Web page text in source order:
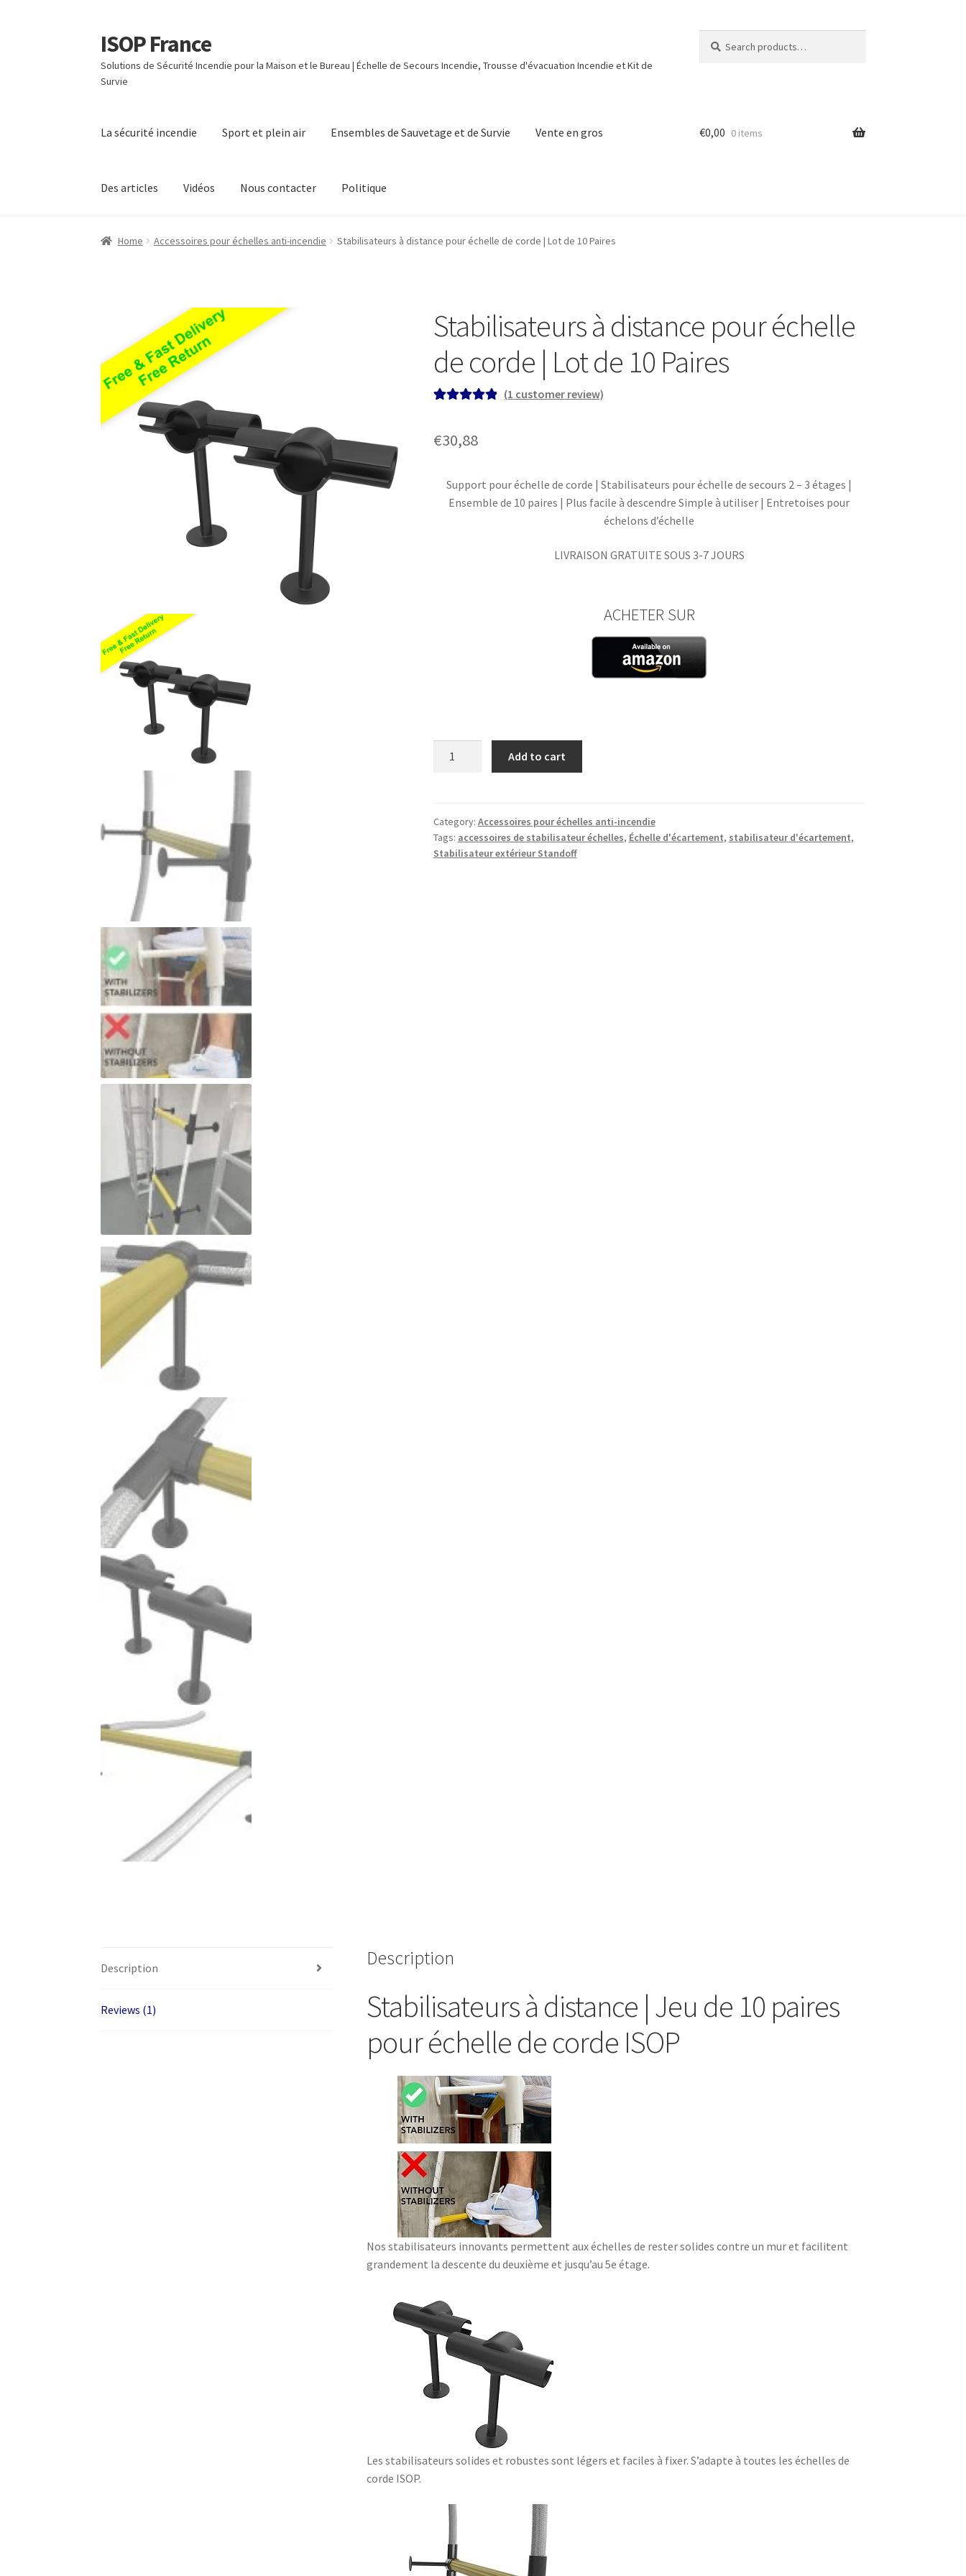
Skip
to
navigation
Skip
to
content
ISOP France
Solutions de Sécurité Incendie pour la Maison et le Bureau | Échelle de Secours Incendie, Trousse d'évacuation Incendie et Kit de
Survie
for:
La sécurité incendie Sport et plein air Ensembles de Sauvetage et de Survie Vente en gros
Des articles Vidéos Nous contacter Politique
€0,00 0 items
Home Accessoires pour échelles anti-incendie Stabilisateurs à distance pour échelle de corde | Lot de 10 Paires
Stabilisateurs à distance pour échelle
de corde | Lot de 10 Paires
based on
rating
(1 customer review)
€30,88
Support pour échelle de corde | Stabilisateurs pour échelle de secours 2 – 3 étages |
Ensemble de 10 paires | Plus facile à descendre Simple à utiliser | Entretoises pour
échelons d’échelle
LIVRAISON GRATUITE SOUS 3-7 JOURS
ACHETER SUR
échelle
de
corde
Add to cart
Category: Accessoires pour échelles anti-incendie
Tags: accessoires de stabilisateur échelles, Échelle d'écartement, stabilisateur d'écartement,
Stabilisateur extérieur Standoff
Description
Reviews (1)
Description
Stabilisateurs à distance | Jeu de 10 paires
pour échelle de corde ISOP
Nos stabilisateurs innovants permettent aux échelles de rester solides contre un mur et facilitent
grandement la descente du deuxième et jusqu’au 5e étage.
Les stabilisateurs solides et robustes sont légers et faciles à fixer. S’adapte à toutes les échelles de
corde ISOP.